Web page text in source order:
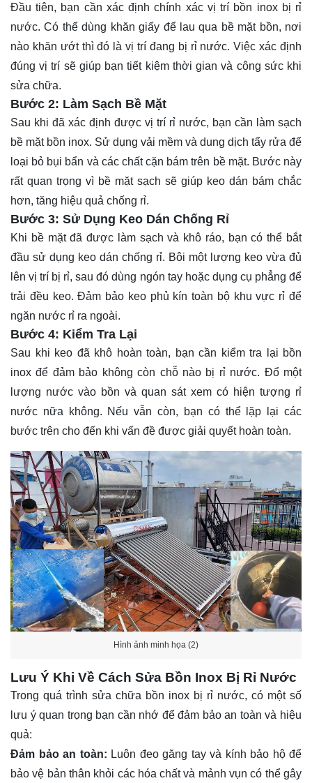
Đầu tiên, bạn cần xác định chính xác vị trí bồn inox bị rỉ
nước. Có thể dùng khăn giấy để lau qua bề mặt bồn, nơi
nào khăn ướt thì đó là vị trí đang bị rỉ nước. Việc xác định
đúng vị trí sẽ giúp bạn tiết kiệm thời gian và công sức khi
sửa chữa.
Bước 2: Làm Sạch Bề Mặt
Sau khi đã xác định được vị trí rỉ nước, bạn cần làm sạch
bề mặt bồn inox. Sử dụng vải mềm và dung dịch tẩy rửa để
loại bỏ bụi bẩn và các chất cặn bám trên bề mặt. Bước này
rất quan trọng vì bề mặt sạch sẽ giúp keo dán bám chắc
hơn, tăng hiệu quả chống rỉ.
Bước 3: Sử Dụng Keo Dán Chống Rỉ
Khi bề mặt đã được làm sạch và khô ráo, bạn có thể bắt
đầu sử dụng keo dán chống rỉ. Bôi một lượng keo vừa đủ
lên vị trí bị rỉ, sau đó dùng ngón tay hoặc dụng cụ phẳng để
trải đều keo. Đảm bảo keo phủ kín toàn bộ khu vực rỉ để
ngăn nước rỉ ra ngoài.
Bước 4: Kiểm Tra Lại
Sau khi keo đã khô hoàn toàn, bạn cần kiểm tra lại bồn
inox để đảm bảo không còn chỗ nào bị rỉ nước. Đổ một
lượng nước vào bồn và quan sát xem có hiện tượng rỉ
nước nữa không. Nếu vẫn còn, bạn có thể lặp lại các
bước trên cho đến khi vấn đề được giải quyết hoàn toàn.
Hình ảnh minh họa (2)
Lưu Ý Khi Về Cách Sửa Bồn Inox Bị Rỉ Nước
Trong quá trình sửa chữa bồn inox bị rỉ nước, có một số
lưu ý quan trọng bạn cần nhớ để đảm bảo an toàn và hiệu
quả:
Đảm bảo an toàn: Luôn đeo găng tay và kính bảo hộ để
bảo vệ bản thân khỏi các hóa chất và mảnh vụn có thể gây